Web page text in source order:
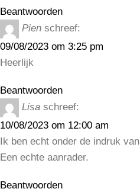
Beantwoorden
Pien schreef:
09/08/2023 om 3:25 pm
Heerlijk
Beantwoorden
Lisa schreef:
10/08/2023 om 12:00 am
Ik ben echt onder de indruk
Een echte aanrader.
Beantwoorden